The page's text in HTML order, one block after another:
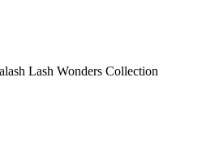
Lash Wonders Collection